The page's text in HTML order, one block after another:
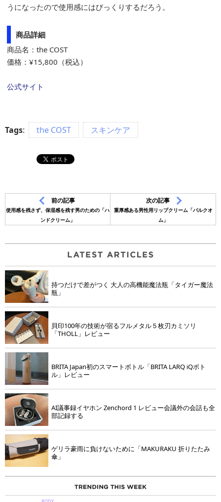
うになったので使用感にはびっくりするだろう。
商品詳細
商品名：the COST
価格：¥15,800（税込）
公式サイト
Tags: the COST スキンケア
前の記事
使用感を残さず、保湿感を残す男のための「ハ
ンドクリーム」
次の記事
重厚感ある男性用リップクリーム「バルクオ
ム」
持つだけで差がつく 大人の高機能魔法瓶「タイガー魔法
瓶」
貝印100年の技術が宿るフルメタル５枚刃カミソリ
「THOLL」レビュー
BRITA Japan初のスマートボトル「BRITA LARQ iQボト
ル」レビュー
AI議事録イヤホン Zenchord 1 レビュー会議外の会話も全
部記録する
ゲリラ豪雨に負けないために「MAKURAKU 折りたたみ
傘」